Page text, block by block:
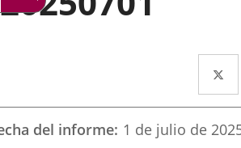
a
del informe 1 de julio de